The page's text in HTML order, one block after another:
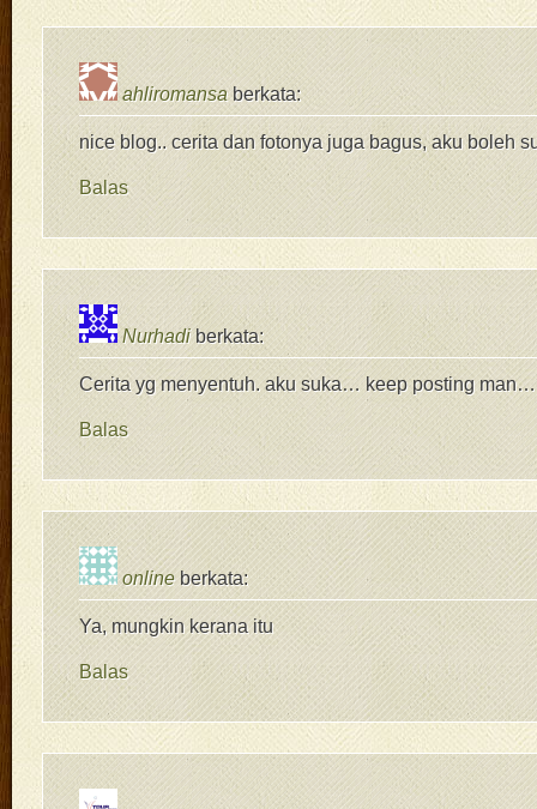
ahliromansa berkata:
nice blog.. cerita dan fotonya juga bagus, aku boleh
Balas
Nurhadi berkata:
Cerita yg menyentuh. aku suka… keep posting man…
Balas
online berkata:
Ya, mungkin kerana itu
Balas